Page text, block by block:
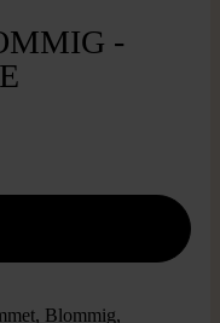
-
Blommig,